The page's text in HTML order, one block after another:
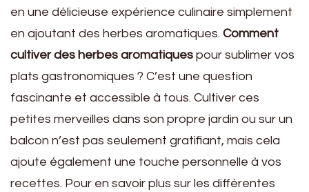
en une délicieuse expérience culinaire simplement
en ajoutant des herbes aromatiques. Comment
cultiver des herbes aromatiques pour sublimer vos
plats gastronomiques ? C’est une question
fascinante et accessible à tous. Cultiver ces
petites merveilles dans son propre jardin ou sur un
balcon n’est pas seulement gratifiant, mais cela
ajoute également une touche personnelle à vos
recettes. Pour en savoir plus sur les différentes